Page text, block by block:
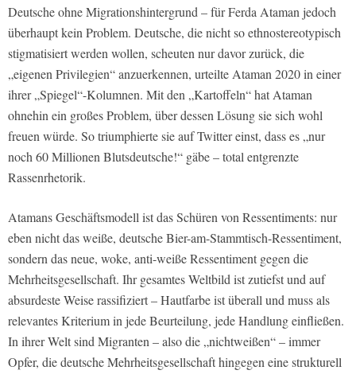
Deutsche ohne Migrationshintergrund – für Ferda Ataman jedoch
überhaupt kein Problem. Deutsche, die nicht so ethnostereotypisch
stigmatisiert werden wollen, scheuten nur davor zurück, die
„eigenen Privilegien“ anzuerkennen, urteilte Ataman 2020 in einer
ihrer „Spiegel“-Kolumnen. Mit den „Kartoffeln“ hat Ataman
ohnehin ein großes Problem, über dessen Lösung sie sich wohl
freuen würde. So triumphierte sie auf Twitter einst, dass es „nur
noch 60 Millionen Blutsdeutsche!“ gäbe – total entgrenzte
Rassenrhetorik.
Atamans Geschäftsmodell ist das Schüren von Ressentiments: nur
eben nicht das weiße, deutsche Bier-am-Stammtisch-Ressentiment,
sondern das neue, woke, anti-weiße Ressentiment gegen die
Mehrheitsgesellschaft. Ihr gesamtes Weltbild ist zutiefst und auf
absurdeste Weise rassifiziert – Hautfarbe ist überall und muss als
relevantes Kriterium in jede Beurteilung, jede Handlung einfließen.
In ihrer Welt sind Migranten – also die „nichtweißen“ – immer
Opfer, die deutsche Mehrheitsgesellschaft hingegen eine strukturell